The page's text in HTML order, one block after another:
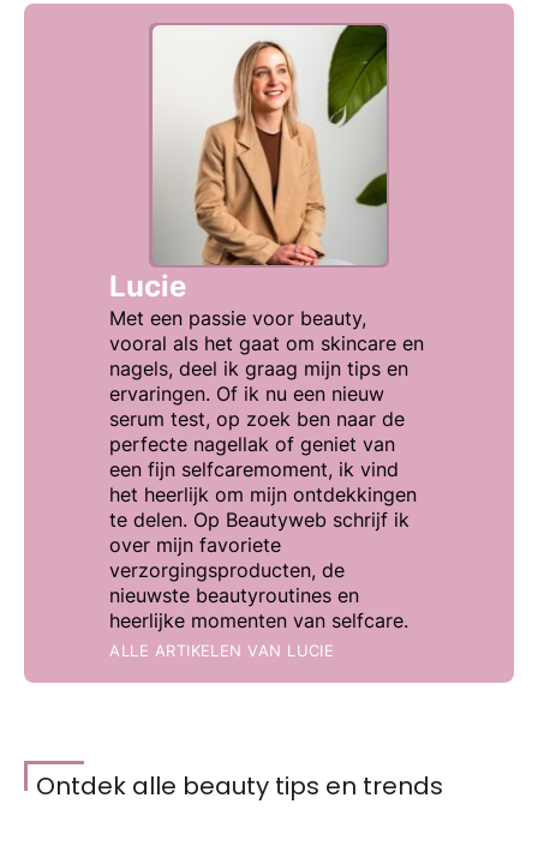
Lucie
Met een passie voor beauty,
vooral als het gaat om skincare en
nagels, deel ik graag mijn tips en
ervaringen. Of ik nu een nieuw
serum test, op zoek ben naar de
perfecte nagellak of geniet van
een fijn selfcaremoment, ik vind
het heerlijk om mijn ontdekkingen
te delen. Op Beautyweb schrijf ik
over mijn favoriete
verzorgingsproducten, de
nieuwste beautyroutines en
heerlijke momenten van selfcare.
ALLE ARTIKELEN VAN LUCIE
Ontdek alle beauty tips en trends